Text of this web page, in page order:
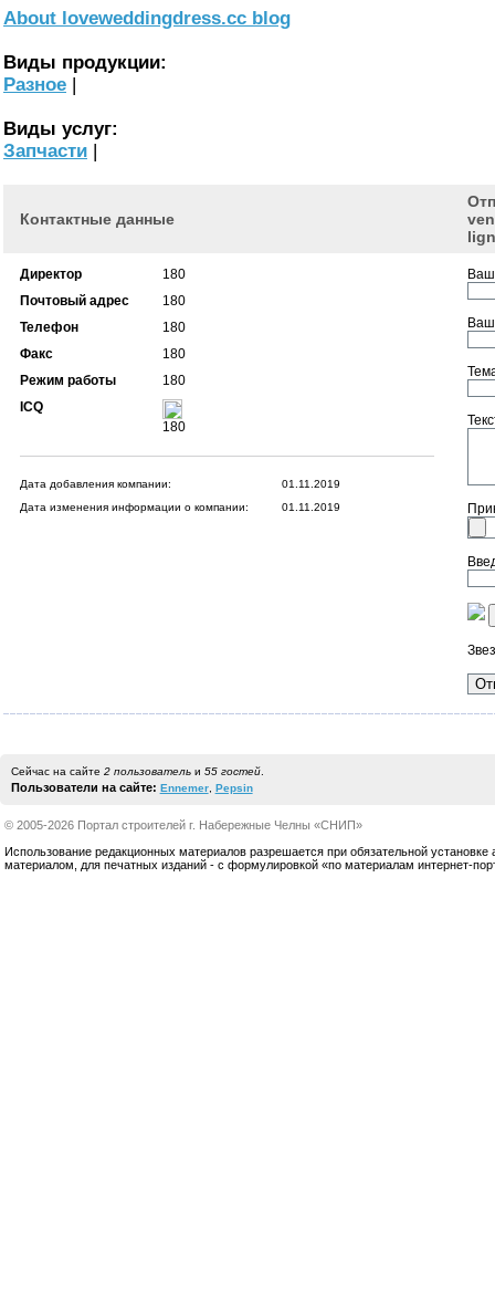
About loveweddingdress.cc blog
Виды продукции:
Разное
Виды услуг:
Запчасти
Контактные данные
Директор
180
Почтовый адрес
180
Телефон
180
Факс
180
Режим работы
180
ICQ
180
Дата добавления компании:
01.11.2019
Дата изменения информации о компании:
01.11.2019
Сейчас на сайте 2 пользовательи 55 гостей.
Пользователи на сайте: Ennemer, Pepsin
© 2005-2026 Портал строителей г. Набережные Челны «СНИП»
Использование редакционных материалов разрешается при обязательной установке
материалом, для печатных изданий - с формулировкой «по материалам интернет-